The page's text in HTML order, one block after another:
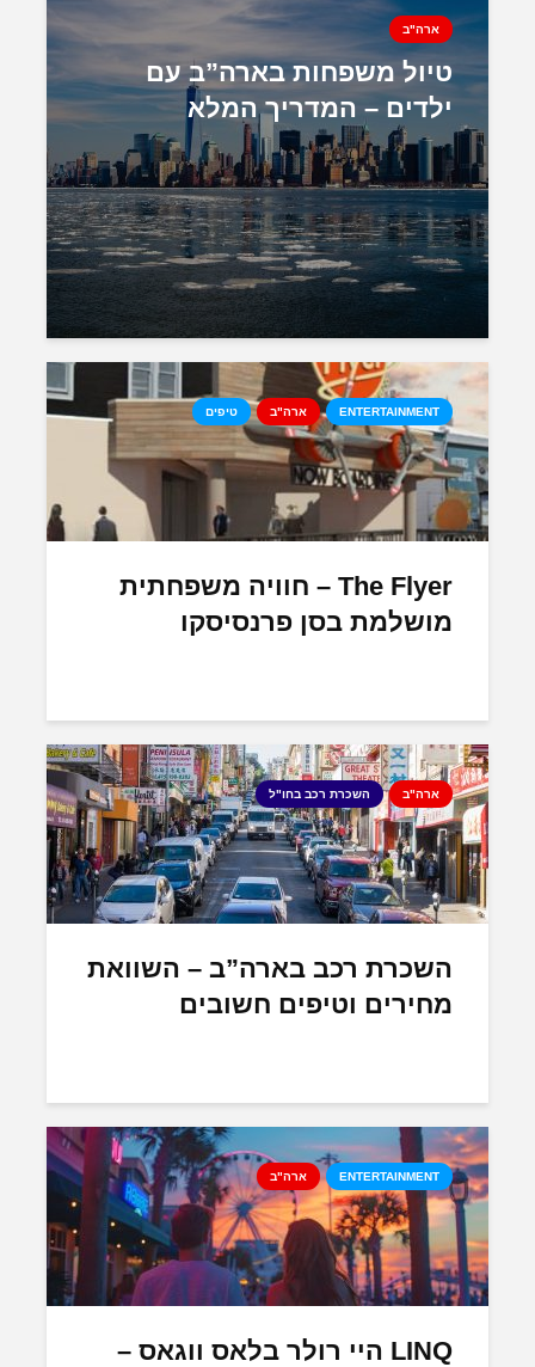
ארה"ב
טיול משפחות בארה”ב עם
ילדים – המדריך המלא
ENTERTAINMENT ארה"ב טיפים
The Flyer – חוויה משפחתית
מושלמת בסן פרנסיסקו
ארה"ב השכרת רכב בחו"ל
השכרת רכב בארה”ב – השוואת
מחירים וטיפים חשובים
ENTERTAINMENT ארה"ב
LINQ היי רולר בלאס ווגאס –